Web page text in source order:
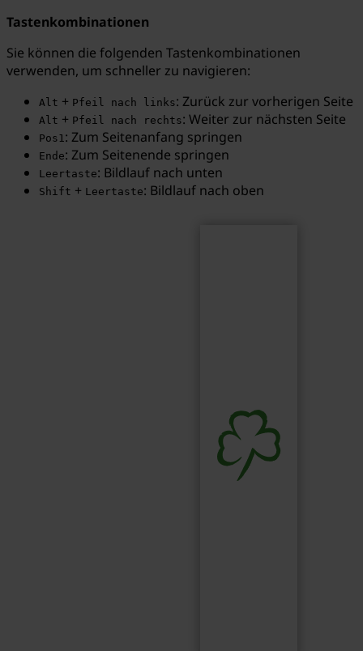
Tastenkombinationen
Sie können die folgenden Tastenkombinationen
verwenden, um schneller zu navigieren:
Alt + Pfeil nach links: Zurück zur vorherigen Seite
Alt + Pfeil nach rechts: Weiter zur nächsten Seite
Pos1: Zum Seitenanfang springen
Ende: Zum Seitenende springen
Leertaste: Bildlauf nach unten
Shift + Leertaste: Bildlauf nach oben
Suchbegriff...